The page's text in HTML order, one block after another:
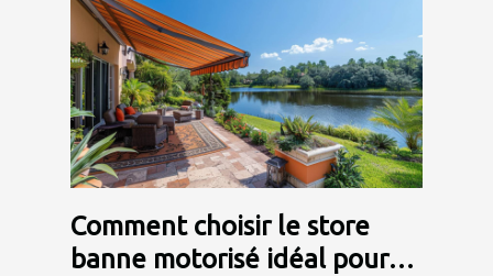
Comment choisir le store
banne motorisé idéal pour